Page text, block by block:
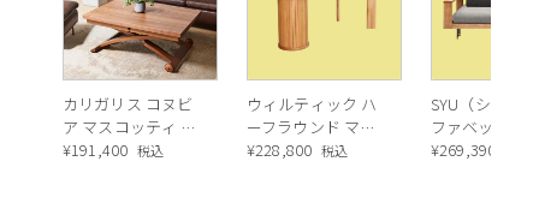
カリガリス コヌビ
ア マスコッティ 伸
長・昇降式テーブ
¥191,400 税込
ウィルティック ハ
ーフラウンド マテ
ィエラ塗装 ダイニ
¥228,800 税込
SYU（シュウ
ファベッド（
ュラル）
¥269,390